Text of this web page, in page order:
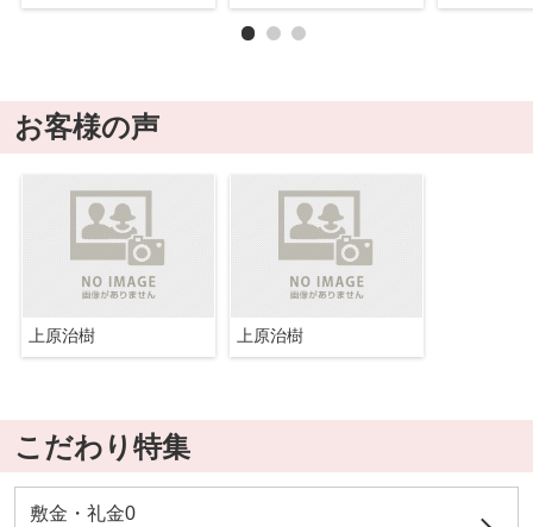
お客様の声
上原治樹 上原治樹
こだわり特集
敷金・礼金0